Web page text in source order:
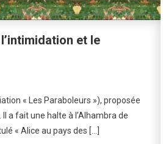
et le
« Les Paraboleurs »), proposée
a fait une halte à l’Alhambra de
« Alice au pays des […]